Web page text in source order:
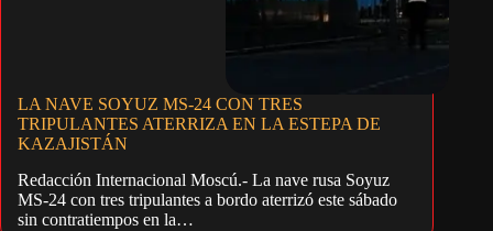
LA NAVE SOYUZ MS-24 CON TRES
TRIPULANTES ATERRIZA EN LA ESTEPA DE
KAZAJISTÁN
Redacción Internacional Moscú.- La nave rusa Soyuz
MS-24 con tres tripulantes a bordo aterrizó este sábado
sin contratiempos en la…